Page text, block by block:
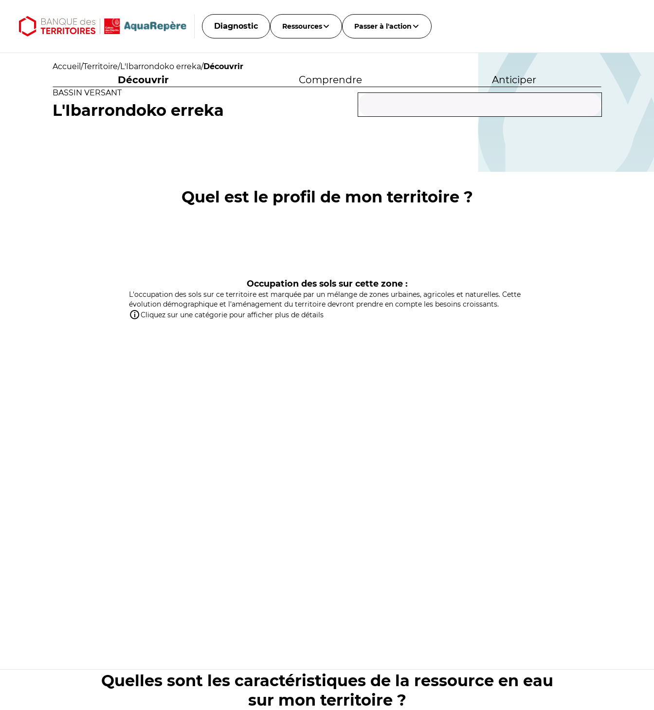
Diagnostic Ressources Passer à l'action
Accueil /Territoire/L'Ibarrondoko erreka/Découvrir
Découvrir Comprendre Anticiper
BASSIN VERSANT
L'Ibarrondoko erreka
Quel est le profil de mon territoire ?
Occupation des sols sur cette zone :
L'occupation des sols sur ce territoire est marquée par un mélange de zones urbaines, agricoles et naturelles. Cette
évolution démographique et l'aménagement du territoire devront prendre en compte les besoins croissants.
Cliquez sur une catégorie pour afficher plus de détails
Quelles sont les caractéristiques de la ressource en eau
sur mon territoire ?